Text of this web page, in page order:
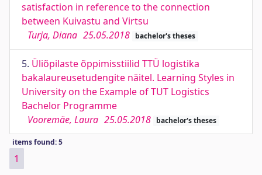
satisfaction in reference to the connection
between Kuivastu and Virtsu
Turja, Diana 25.05.2018 bachelor's theses
5. Üliõpilaste õppimisstiilid TTÜ logistika
bakalaureusetudengite näitel. Learning Styles in
University on the Example of TUT Logistics
Bachelor Programme
Vooremäe, Laura 25.05.2018 bachelor's theses
items found: 5
1